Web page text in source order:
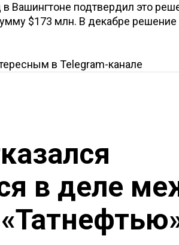
Вашингтоне подтвердил это
$173 млн. В декабре
в Telegram-канале
в деле